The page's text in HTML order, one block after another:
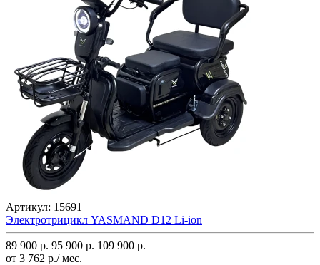
Артикул: 15691
Электротрицикл YASMAND D12 Li-ion
89 900 р. 95 900 р. 109 900 р.
от 3 762 р./ мес.